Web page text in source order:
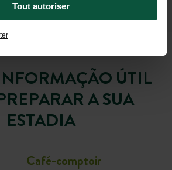
Tout autoriser
ÚTIL
A SUA
ESTADIA
Café-comptoir